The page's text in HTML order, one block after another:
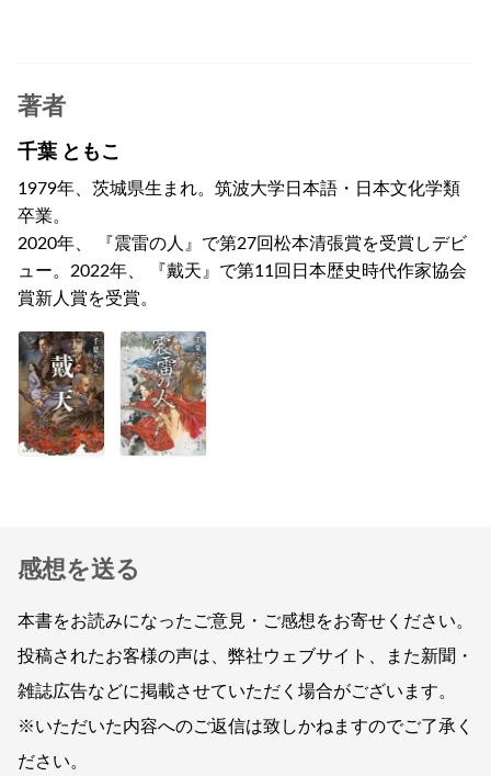
著者
千葉 ともこ
1979年、茨城県生まれ。筑波大学日本語・日本文化学類
卒業。
2020年、 『震雷の人』で第27回松本清張賞を受賞しデビ
ュー。2022年、 『戴天』で第11回日本歴史時代作家協会
賞新人賞を受賞。
感想を送る
本書をお読みになったご意見・ご感想をお寄せください。
投稿されたお客様の声は、弊社ウェブサイト、また新聞・
雑誌広告などに掲載させていただく場合がございます。
※いただいた内容へのご返信は致しかねますのでご了承く
ださい。